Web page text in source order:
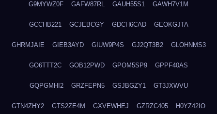
G9MYWZ0F GAFW87RL GAUH55S1 GAWH7V1M
GCCHB221 GCJEBCGY GDCH6CAD GEOKGJTA
GHRMJAIE GIEB3AYD GIUW9P4S GJ2QT3B2 GLOHNMS3
GO6TTT2C GOB12PWD GPOM5SP9 GPPF40AS
GQPGMHI2 GRZFEPN5 GSJBGZY1 GT3JXWVU
GTN4ZHY2 GTS2ZE4M GXVEWHEJ GZRZC405 H0YZ42IO